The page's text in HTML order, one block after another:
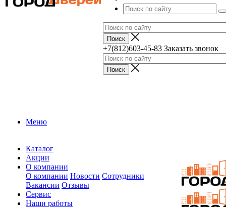
+7(812)603-45-83 Заказать звонок
Меню
Каталог
Акции
О компании
О компании Новости Сотрудники
Вакансии Отзывы
Сервис
Наши работы